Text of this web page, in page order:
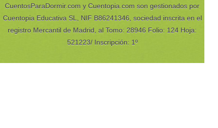
CuentosParaDormir.com y Cuentopia.com son gestionados por
Cuentopia Educativa SL, NIF B86241346, sociedad inscrita en el
registro Mercantil de Madrid, al Tomo: 28946 Folio: 124 Hoja:
521223/ Inscripción: 1º